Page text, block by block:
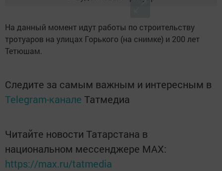
На данный момент идут работы по строительству
тротуаров на улицах Горького (на снимке) и 200 лет
Тетюшам.
Следите за самым важным и интересным в
Telegram-канале Татмедиа
Читайте новости Татарстана в
национальном мессенджере MАХ:
https://max.ru/tatmedia